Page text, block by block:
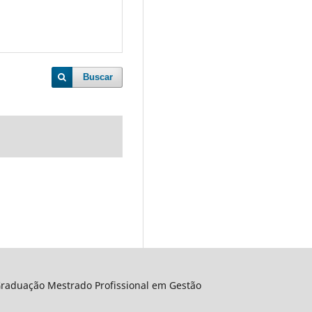
Buscar
Mestrado Profissional em Gestão